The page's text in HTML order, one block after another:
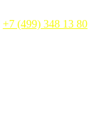
+7 (499) 348 13 80